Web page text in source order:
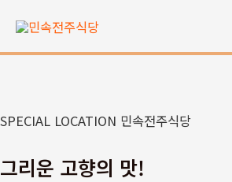
츠
너
기
SPECIAL LOCATION 민속전주식당
그리운 고향의 맛!